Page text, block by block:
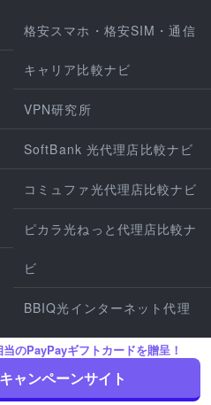
格安スマホ・格安SIM・通信
キャリア比較ナビ
VPN研究所
SoftBank 光代理店比較ナビ
コミュファ光代理店比較ナビ
ピカラ光ねっと代理店比較ナ
ビ
BBIQ光インターネット代理
店比較ナビ
home5G代理店比較ナビ
のPayPayギフトカードを贈呈！
ャンペーンサイト